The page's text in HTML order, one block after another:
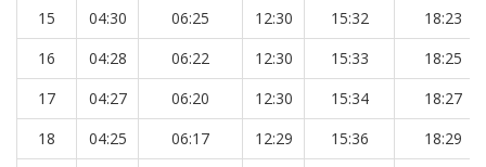
15
04:30 06:25 12:30 15:32
18:23
16
04:28 06:22 12:30 15:33
18:25
17
04:27 06:20 12:30 15:34
18:27
18
04:25 06:17 12:29 15:36
18:29